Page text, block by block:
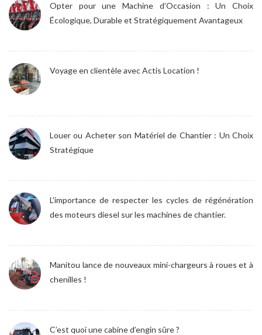
Opter pour une Machine d’Occasion : Un Choix
Écologique, Durable et Stratégiquement Avantageux
Voyage en clientèle avec Actis Location !
Louer ou Acheter son Matériel de Chantier : Un Choix
Stratégique
L'importance de respecter les cycles de régénération
des moteurs diesel sur les machines de chantier.
Manitou lance de nouveaux mini-chargeurs à roues et à
chenilles !
C’est quoi une cabine d’engin sûre ?